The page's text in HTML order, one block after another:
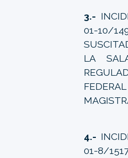
3.-
01-10/
LA
4.-
01-8/